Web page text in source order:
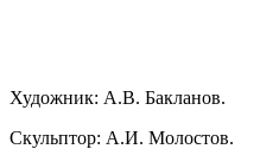
Художник: А.В. Бакланов.
Скульптор: А.И. Молостов.